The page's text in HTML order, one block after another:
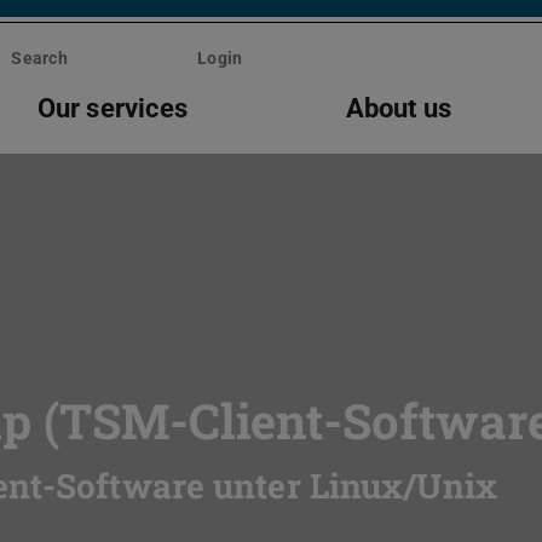
Search Login
Our services About us
(TSM-Client-
Software unter Linux/Unix